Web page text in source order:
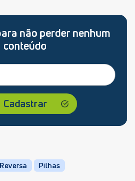
não perder nenhum
conteúdo
Pilhas